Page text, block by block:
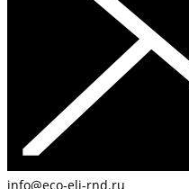
info@eco-eli-rnd.ru